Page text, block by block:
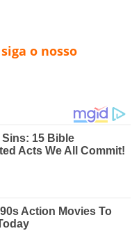
o nosso